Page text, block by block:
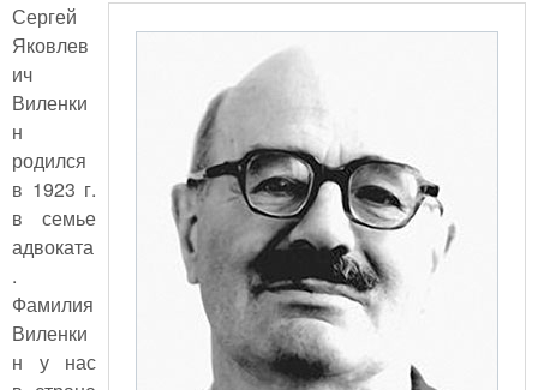
Сергей
Яковлев
ич
Виленки
н
родился
в 1923 г.
в семье
адвоката
.
Фамилия
Виленки
н у нас